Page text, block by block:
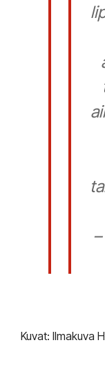
Kuvat: Ilmakuva